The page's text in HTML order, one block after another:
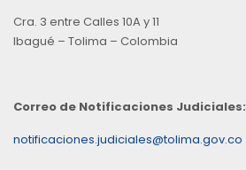
Cra. 3 entre Calles 10A y 11
Ibagué – Tolima – Colombia
Correo de Notificaciones Judiciales:
notificaciones.judiciales@tolima.gov.co